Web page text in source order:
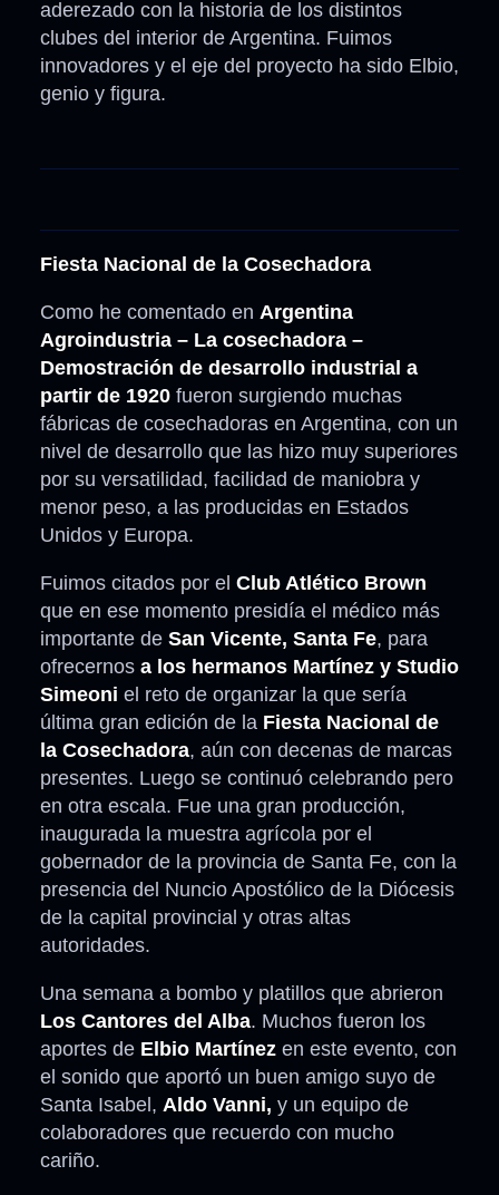
aderezado con la historia de los distintos
clubes del interior de Argentina. Fuimos
innovadores y el eje del proyecto ha sido Elbio,
genio y figura.
Fiesta Nacional de la Cosechadora
Como he comentado en Argentina
Agroindustria – La cosechadora –
Demostración de desarrollo industrial a
partir de 1920 fueron surgiendo muchas
fábricas de cosechadoras en Argentina, con un
nivel de desarrollo que las hizo muy superiores
por su versatilidad, facilidad de maniobra y
menor peso, a las producidas en Estados
Unidos y Europa.
Fuimos citados por el Club Atlético Brown
que en ese momento presidía el médico más
importante de San Vicente, Santa Fe, para
ofrecernos a los hermanos Martínez y Studio
Simeoni el reto de organizar la que sería
última gran edición de la Fiesta Nacional de
la Cosechadora, aún con decenas de marcas
presentes. Luego se continuó celebrando pero
en otra escala. Fue una gran producción,
inaugurada la muestra agrícola por el
gobernador de la provincia de Santa Fe, con la
presencia del Nuncio Apostólico de la Diócesis
de la capital provincial y otras altas
autoridades.
Una semana a bombo y platillos que abrieron
Los Cantores del Alba. Muchos fueron los
aportes de Elbio Martínez en este evento, con
el sonido que aportó un buen amigo suyo de
Santa Isabel, Aldo Vanni, y un equipo de
colaboradores que recuerdo con mucho
cariño.